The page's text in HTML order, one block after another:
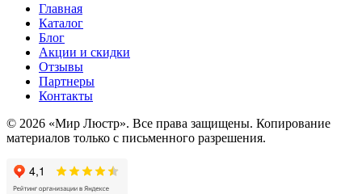
Главная
Каталог
Блог
Акции и скидки
Отзывы
Партнеры
Контакты
© 2026 «Мир Люстр». Все права защищены. Копирование
материалов только с письменного разрешения.